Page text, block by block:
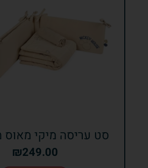
סט עריסה מיקי
₪249.00